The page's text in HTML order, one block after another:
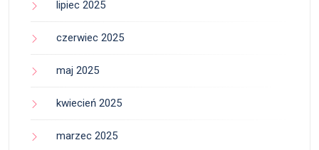
lipiec 2025
czerwiec 2025
maj 2025
kwiecień 2025
marzec 2025